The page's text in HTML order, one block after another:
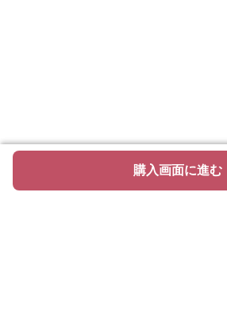
購入画面に進む
購入画面に進む